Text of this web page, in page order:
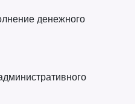
денежного